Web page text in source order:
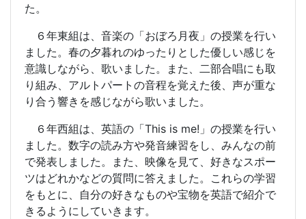
た。
６年東組は、音楽の「おぼろ月夜」の授業を行い
ました。春の夕暮れのゆったりとした優しい感じを
意識しながら、歌いました。また、二部合唱にも取
り組み、アルトパートの音程を覚えた後、声が重な
り合う響きを感じながら歌いました。
６年西組は、英語の「This is me! 」の授業を行い
ました。数字の読み方や発音練習をし、みんなの前
で発表しました。また、映像を見て、好きなスポー
ツはどれかなどの質問に答えました。これらの学習
をもとに、自分の好きなものや宝物を英語で紹介で
きるようにしていきます。